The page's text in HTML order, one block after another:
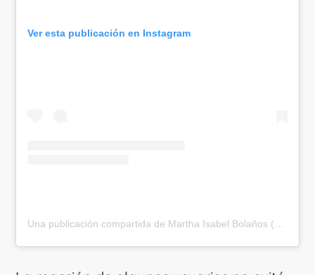
Ver esta publicación en Instagram